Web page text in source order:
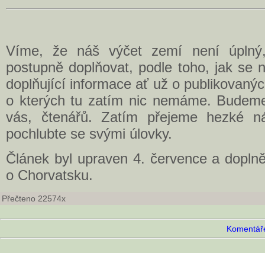
Víme, že náš výčet zemí není
postupně doplňovat, podle toho, jak se
doplňující informace ať už o
o kterých tu zatím nic nemáme.
vás, čtenářů. Zatím přejeme hezké
pochlubte se svými úlovky.
Článek byl upraven 4. července a
o Chorvatsku.
Přečteno 22574x